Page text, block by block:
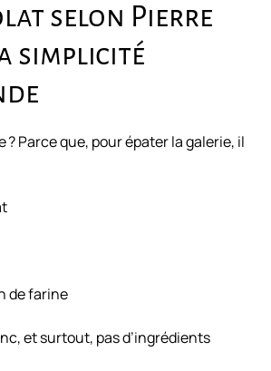
selon Pierre
simplicité
? Parce que, pour épater la galerie, il
de farine
et surtout, pas d’ingrédients